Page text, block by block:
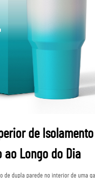
de
ao Longo do Dia
de dupla parede no interior de uma